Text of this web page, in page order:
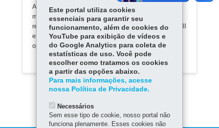
A Educação de Jovens e Adultos (EJA) é uma
modalidade da Educação Básica que permite a
retomada dos estudos do Ensino Fundamental Fase II
e do Ensino Médio, àqueles que não tiveram
oportunidade de frequentar a escola na idade regular.
Este portal utiliza cookies
essenciais para garantir seu
funcionamento, além de cookies do
YouTube para exibição de vídeos e
do Google Analytics para coleta de
estatísticas de uso. Você pode
escolher como tratamos os cookies
a partir das opções abaixo.
Para mais informações, acesse
nossa Política de Privacidade.
Necessários
Sem esse tipo de cookie, nosso portal não
funciona plenamente. Esses cookies não